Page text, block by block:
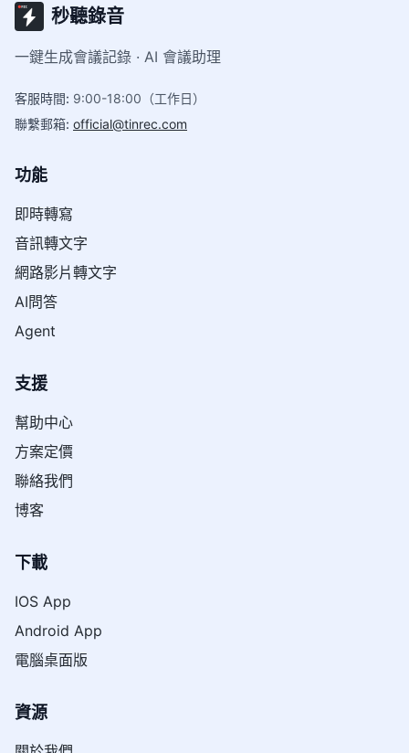
秒聽錄音
一鍵生成會議記錄 · AI 會議助理
客服時間: 9:00-18:00（工作日）
聯繫郵箱: official@tinrec.com
功能
即時轉寫
音訊轉文字
網路影片轉文字
AI問答
Agent
支援
幫助中心
方案定價
聯絡我們
博客
下載
IOS App
Android App
電腦桌面版
資源